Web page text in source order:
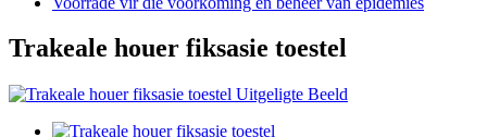
Trakeale houer fiksasie toestel